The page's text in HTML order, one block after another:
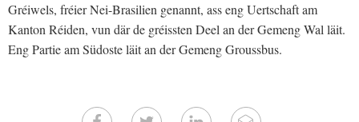
Gréiwels, fréier Nei-Brasilien genannt, ass eng Uertschaft am
Kanton Réiden, vun där de gréissten Deel an der Gemeng Wal läit.
Eng Partie am Südoste läit an der Gemeng Groussbus.